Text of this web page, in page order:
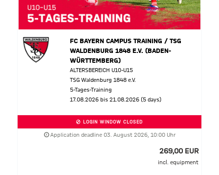
FC BAYERN CAMPUS TRAINING / TSG
WALDENBURG 1848 E.V. (BADEN-
WÜRTTEMBERG)
ALTERSBEREICH U10-U15
TSG Waldenburg 1848 e.V.
5-Tages-Training
17.08.2026 bis 21.08.2026 (5 days)
LOGIN WINDOW CLOSED
Application deadline 03. August 2026, 10:00 Uhr
269,00 EUR
incl. equipment